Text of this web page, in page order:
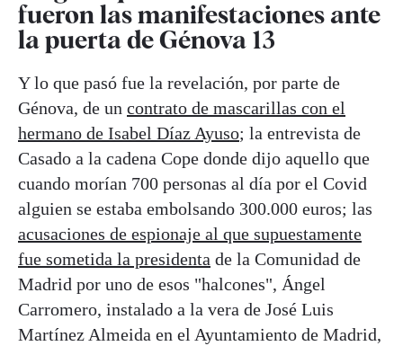
fueron las manifestaciones ante
la puerta de Génova 13
Y lo que pasó fue la revelación, por parte de
Génova, de un contrato de mascarillas con el
hermano de Isabel Díaz Ayuso; la entrevista de
Casado a la cadena Cope donde dijo aquello que
cuando morían 700 personas al día por el Covid
alguien se estaba embolsando 300.000 euros; las
acusaciones de espionaje al que supuestamente
fue sometida la presidenta de la Comunidad de
Madrid por uno de esos "halcones", Ángel
Carromero, instalado a la vera de José Luis
Martínez Almeida en el Ayuntamiento de Madrid,